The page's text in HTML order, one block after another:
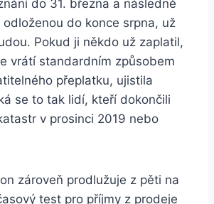
do 31. března a následně
do konce srpna, už
Pokud ji někdo už zaplatil,
vrátí standardním způsobem
přeplatku, ujistila
se to tak lidí, kteří dokončili
v prosinci 2019 nebo
zároveň prodlužuje z pěti na
test pro příjmy z prodeje